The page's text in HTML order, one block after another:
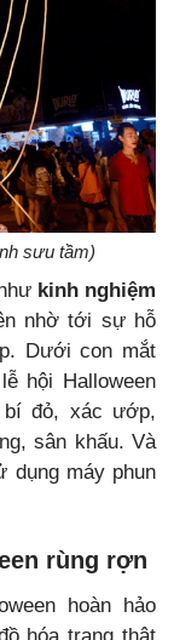
sưu tầm)
kinh nghiệm
nhờ tới sự hỗ
Dưới con mắt
hội Halloween
đỏ, xác ướp,
sân khấu. Và
dụng máy phun
rùng rợn
hoàn hảo
hóa trang thật